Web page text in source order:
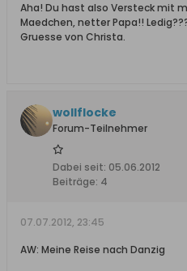
Aha! Du hast also Versteck mit
Maedchen, netter Papa!!
Gruesse von Christa.
wollflocke
Forum-Teilnehmer
Dabei seit: 05.06.2012
Beiträge: 4
07.07.2012, 23:45
AW: Meine Reise nach Danzig